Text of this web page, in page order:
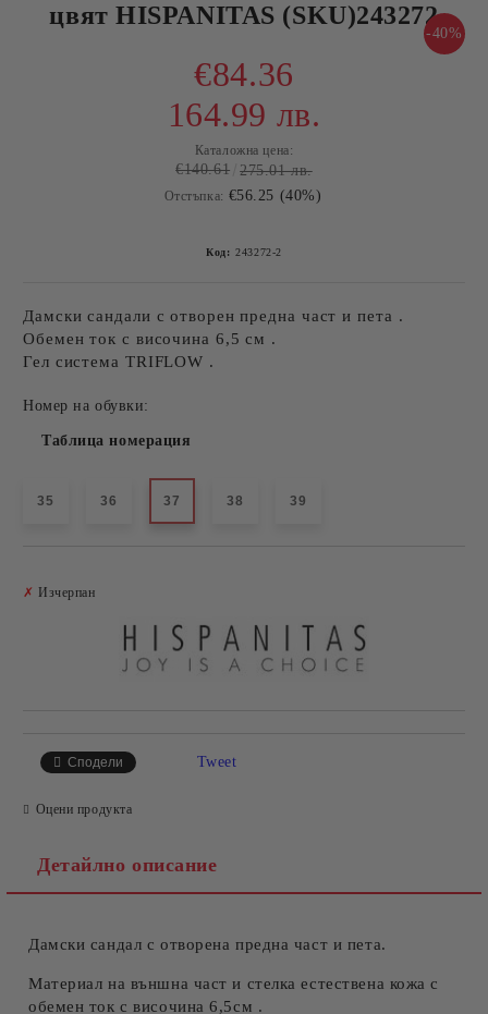
цвят HISPANITAS (SKU)243272
-40%
€84.36
164.99 лв.
Каталожна цена:
€140.61 275.01 лв.
Отстъпка: €56.25 (40%)
Код: 243272-2
Дамски сандали с отворен предна част и пета .
Обемен ток с височина 6,5 см .
Гел система TRIFLOW .
Номер на обувки:
Таблица номерация
35 36 37 38 39
✗ Изчерпан
Сподели Tweet
Оцени продукта
Детайлно описание
Дамски сандал с отворена предна част и пета.
Материал на външна част и стелка естествена кожа с
обемен ток с височина 6,5см .